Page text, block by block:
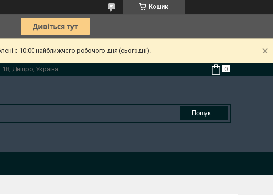
Кошик
з 10:00 найближчого робочого дня (сьогодні).
Дніпро, Україна
Пошук...